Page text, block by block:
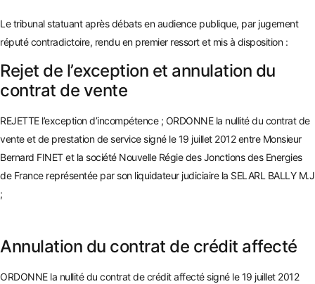
Le tribunal statuant après débats en audience publique, par jugement
réputé contradictoire, rendu en premier ressort et mis à disposition :
Rejet de l’exception et annulation du
contrat de vente
REJETTE l’exception d’incompétence ; ORDONNE la nullité du contrat de
vente et de prestation de service signé le 19 juillet 2012 entre Monsieur
Bernard FINET et la société Nouvelle Régie des Jonctions des Energies
de France représentée par son liquidateur judiciaire la SELARL BALLY M.J
;
Annulation du contrat de crédit affecté
ORDONNE la nullité du contrat de crédit affecté signé le 19 juillet 2012